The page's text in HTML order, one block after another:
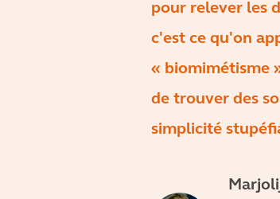
pour relever les
c'est ce qu'on
« biomimétisme
de trouver des
simplicité